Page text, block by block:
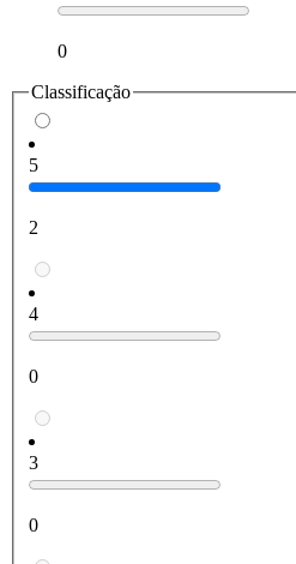
0
Classificação
5
2
4
0
3
0